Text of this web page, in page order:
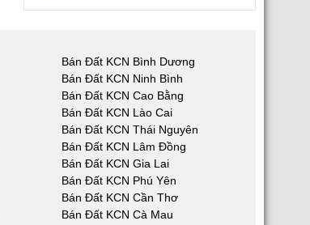
Bán Đất KCN Bình Dương
Bán Đất KCN Ninh Bình
Bán Đất KCN Cao Bằng
Bán Đất KCN Lào Cai
Bán Đất KCN Thái Nguyên
Bán Đất KCN Lâm Đồng
Bán Đất KCN Gia Lai
Bán Đất KCN Phú Yên
Bán Đất KCN Cần Thơ
Bán Đất KCN Cà Mau